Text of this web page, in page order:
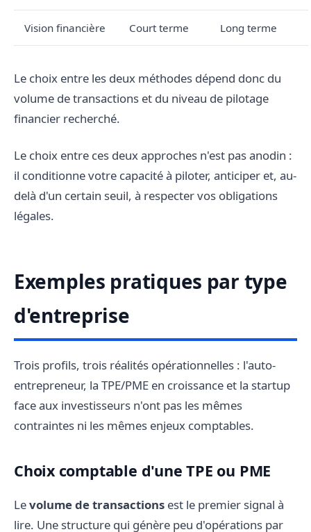
Vision financière Court terme Long terme
Le choix entre les deux méthodes dépend donc du
volume de transactions et du niveau de pilotage
financier recherché.
Le choix entre ces deux approches n'est pas anodin :
il conditionne votre capacité à piloter, anticiper et, au-
delà d'un certain seuil, à respecter vos obligations
légales.
Exemples pratiques par type
d'entreprise
Trois profils, trois réalités opérationnelles : l'auto-
entrepreneur, la TPE/PME en croissance et la startup
face aux investisseurs n'ont pas les mêmes
contraintes ni les mêmes enjeux comptables.
Choix comptable d'une TPE ou PME
Levolume de transactions est le premier signal à
lire. Une structure qui génère peu d'opérations par